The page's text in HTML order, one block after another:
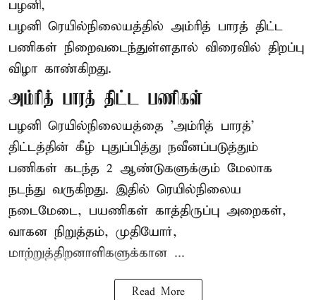
பழனி,
பழனி ரெயில்நிலையத்தில் அம்ரித் பாரத் திட்ட
பணிகள் நிறைவடைந்துள்ளதால் விரைவில் திறப்பு
விழா காண்கிறது.
அம்ரித் பாரத் திட்ட பணிகள்
பழனி ரெயில்நிலையத்தை 'அம்ரித் பாரத்'
திட்டத்தின் கீழ் புதுப்பித்து நவீனப்படுத்தும்
பணிகள் கடந்த 2 ஆண்டுகளுக்கும் மேலாக
நடந்து வருகிறது. இதில் ரெயில்நிலைய
நடைமேடை, பயணிகள் காத்திருப்பு அறைகள்,
வாகன நிறுத்தம், முதியோர்,
மாற்றுத்திறனாளிகளுக்கான ...
Read More